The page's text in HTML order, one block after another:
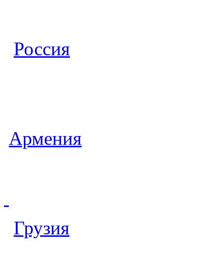
Россия
Армения
Грузия